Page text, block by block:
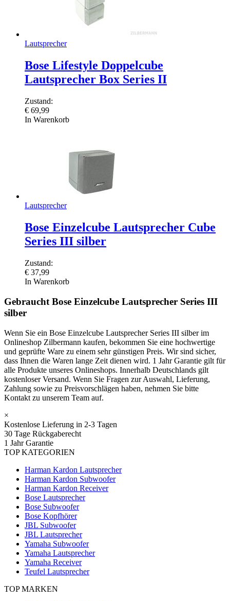
Lautsprecher
Bose Lifestyle Doppelcube
Lautsprecher Box Series II
Zustand:
€ 69,99
In Warenkorb
Lautsprecher
Bose Einzelcube Lautsprecher Cube
Series III silber
Zustand:
€ 37,99
In Warenkorb
Gebraucht Bose Einzelcube Lautsprecher Series III
silber
Wenn Sie ein Bose Einzelcube Lautsprecher Series III silber im
Onlineshop Zilbermann kaufen, bekommen Sie eine hochwertige
und geprüfte Ware zu einem sehr günstigen Preis. Wir sind sicher,
dass Ihnen die Waren lange Zeit dienen wird. 1 Jahr Garantie gilt für
alle Produkte unseres Onlineshops. Innerhalb Deutschlands gilt
kostenloser Versand. Wenn Sie Fragen zur Auswahl, Lieferung,
Zahlung sowie zu Preisvorschlägen haben, nehmen Sie bitte
Kontakt zu unserem Team auf.
×
Kostenlose Lieferung in 2-3 Tagen
30 Tage Rückgaberecht
1 Jahr Garantie
TOP KATEGORIEN
Harman Kardon Lautsprecher
Harman Kardon Subwoofer
Harman Kardon Receiver
Bose Lautsprecher
Bose Subwoofer
Bose Kopfhörer
JBL Subwoofer
JBL Lautsprecher
Yamaha Subwoofer
Yamaha Lautsprecher
Yamaha Receiver
Teufel Lautsprecher
TOP MARKEN